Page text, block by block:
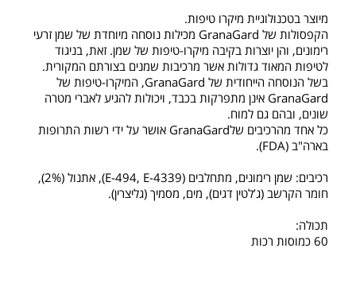
מיוצר בטכנולוגיית מיקרו טיפות.
הקפסולות של GranaGard מכילות נוסחה מיוחדת של שמן זרעי
רימונים, והן יוצרות בקיבה מיקרו-טיפות של שמן. זאת, בניגוד
לטיפות המאוד גדולות אשר מרכיבות שמנים בצורתם המקורית.
בשל הנוסחה הייחודית של GranaGard, המיקרו-טיפות של
GranaGard אינן מתפרקות בכבד, ויכולות להגיע לאברי מטרה
שונים, ובהם גם למוח.
כל אחד מהרכיבים שלGranaGard אושר על ידי רשות התרופות
בארה"ב (FDA).
רכיבים: שמן רימונים, מתחלבים (E-494, E-4339), אתנול (2%),
חומר הקרשב (ג’לטין דגים), מים, מסמיך (גליצרין).
תכולה:
60 כמוסות רכות